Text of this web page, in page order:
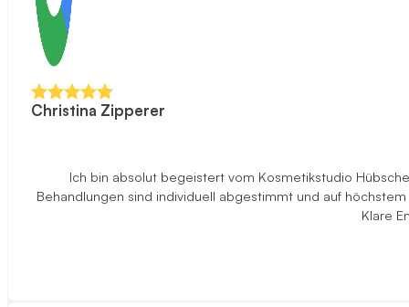
Christina Zipperer
Ich bin absolut begeistert vom Kosmetikstudio
Behandlungen sind individuell abgestimmt und auf
Klare